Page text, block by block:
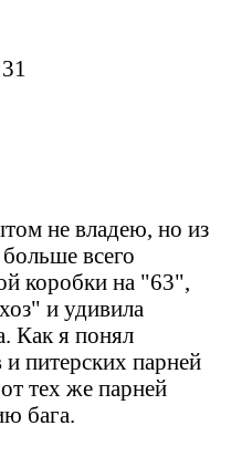
не владею, но из
всего
коробки на "63",
и удивила
Как я понял
и питерских парней
тех же парней
бага.